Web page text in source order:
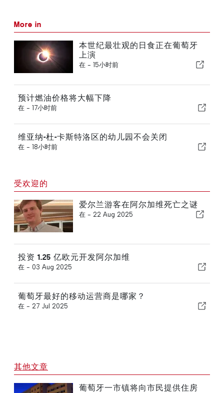
More in
本世纪最壮观的日食正在葡萄牙
上演
在 - 15小时前
预计燃油价格将大幅下降
在 - 17小时前
维亚纳-杜-卡斯特洛区的幼儿园不会关闭
在 - 18小时前
受欢迎的
爱尔兰游客在阿尔加维死亡之谜
在 - 22 Aug 2025
投资 1.25 亿欧元开发阿尔加维
在 - 03 Aug 2025
葡萄牙最好的移动运营商是哪家？
在 - 27 Jul 2025
其他文章
葡萄牙一市镇将向市民提供住房